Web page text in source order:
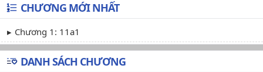
CHƯƠNG MỚI NHẤT
Chương 1: 11a1
DANH SÁCH CHƯƠNG